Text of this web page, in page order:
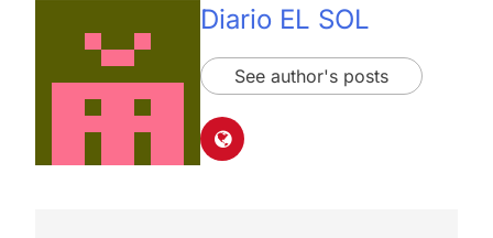
Diario EL SOL
See author's posts